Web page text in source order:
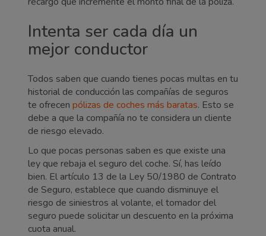
Intenta ser cada día un
mejor conductor
Todos saben que cuando tienes pocas multas en tu
historial de conducción las compañías de seguros
te ofrecen pólizas de coches más baratas. Esto se
debe a que la compañía no te considera un cliente
de riesgo elevado.
Lo que pocas personas saben es que existe una
ley que rebaja el seguro del coche. Sí, has leído
bien. El artículo 13 de la Ley 50/1980 de Contrato
de Seguro, establece que cuando disminuye el
riesgo de siniestros al volante, el tomador del
seguro puede solicitar un descuento en la próxima
cuota anual.